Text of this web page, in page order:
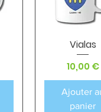
Aperçu
Vialas
Prix
10,00 €
Ajouter
panier